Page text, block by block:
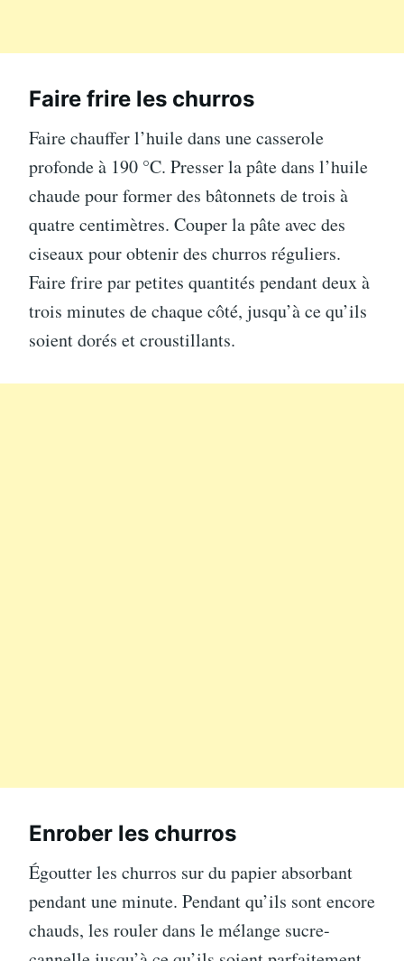
Faire frire les churros
Faire chauffer l’huile dans une casserole
profonde à 190 °C. Presser la pâte dans l’huile
chaude pour former des bâtonnets de trois à
quatre centimètres. Couper la pâte avec des
ciseaux pour obtenir des churros réguliers.
Faire frire par petites quantités pendant deux à
trois minutes de chaque côté, jusqu’à ce qu’ils
soient dorés et croustillants.
Enrober les churros
Égoutter les churros sur du papier absorbant
pendant une minute. Pendant qu’ils sont encore
chauds, les rouler dans le mélange sucre-